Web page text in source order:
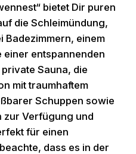
bietet Dir puren
die Schleimündung,
Badezimmern, einem
einer entspannenden
Sauna, die
mit traumhaftem
Schuppen sowie
zur Verfügung und
für einen
dass es in der